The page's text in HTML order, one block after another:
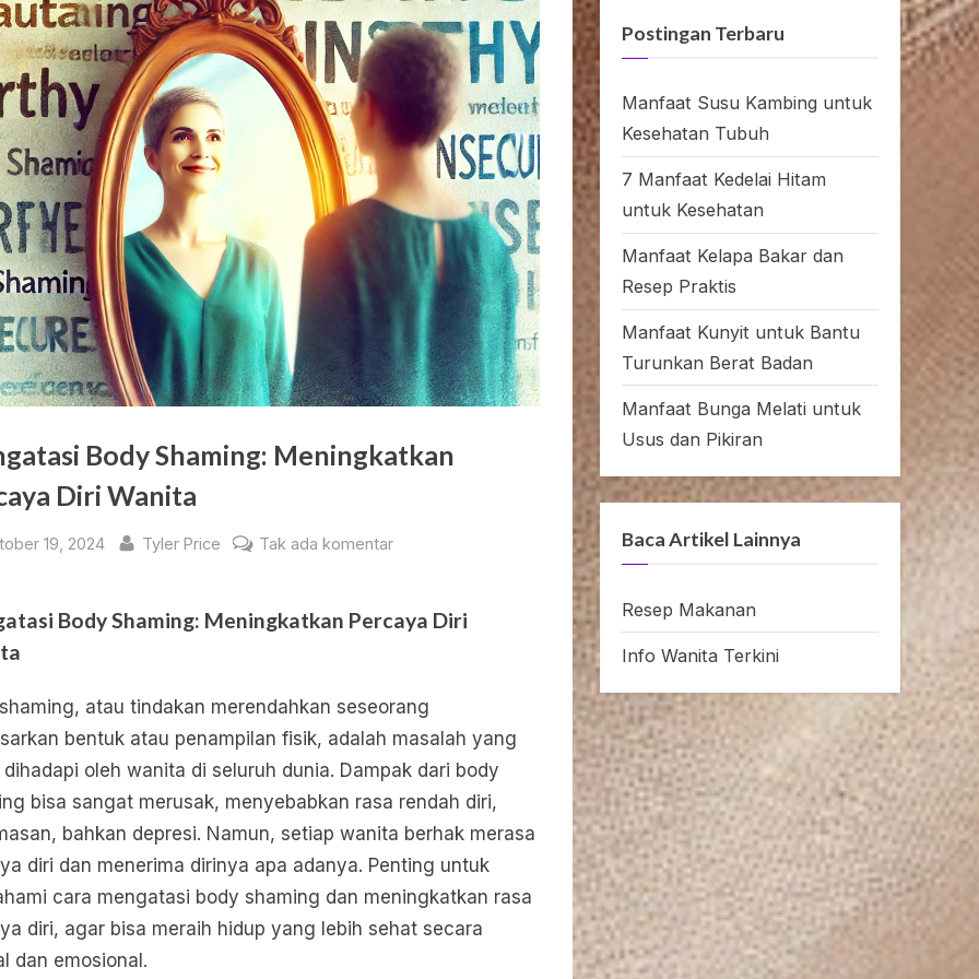
Body Shaming: Meningkatkan
Diri Wanita
19, 2024 By
Tyler Price Tak ada komentarpada
Shaming:
Diri
Wanita
Body Shaming: Meningkatkan Percaya Diri
atau tindakan merendahkan seseorang
bentuk atau penampilan fisik, adalah masalah yang
dihadapi oleh wanita di seluruh dunia. Dampak dari body
bisa sangat merusak, menyebabkan rasa rendah diri,
bahkan depresi. Namun, setiap wanita berhak merasa
diri dan menerima dirinya apa adanya. Penting untuk
cara mengatasi body shaming dan meningkatkan rasa
diri, agar bisa meraih hidup yang lebih sehat secara
dan emosional.
Postingan Terbaru
Manfaat Susu Kambing untuk
Kesehatan Tubuh
7 Manfaat Kedelai Hitam
untuk Kesehatan
Manfaat Kelapa Bakar dan
Resep Praktis
Manfaat Kunyit untuk Bantu
Turunkan Berat Badan
Manfaat Bunga Melati untuk
Usus dan Pikiran
Baca Artikel Lainnya
Resep Makanan
Info Wanita Terkini